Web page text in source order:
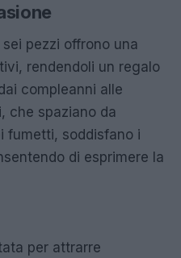
pezzi offrono una
rendendoli un regalo
compleanni alle
che spaziano da
fumetti, soddisfano i
di esprimere la
per attrarre